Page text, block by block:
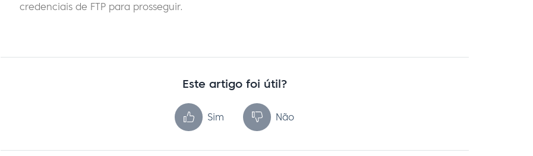
credenciais de FTP para prosseguir.
Este artigo foi útil?
Sim Não